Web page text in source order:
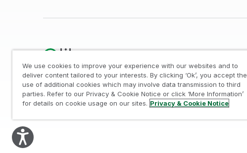
法的規約 / プライバシーとクッキー通知 / 商標 / Trust /
© 1993-2026 QlikTech International AB, All Rights Reserved
We use cookies to improve your experience with our websites and to
deliver content tailored to your interests. By clicking ‘Ok’, you accept the
use of additional cookies which may involve data transmission to third
parties. Refer to our Privacy & Cookie Notice or click ‘More Information’
for details on cookie usage on our sites. Privacy & Cookie Notice